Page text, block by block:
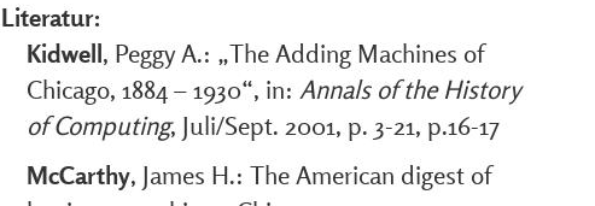
Literatur:
Kidwell, Peggy A.: „The Adding Machines of
Chicago, 1884 – 1930“, in: Annals of the History
of Computing, Juli/Sept. 2001, p. 3-21, p.16-17
McCarthy, James H.: The American digest of